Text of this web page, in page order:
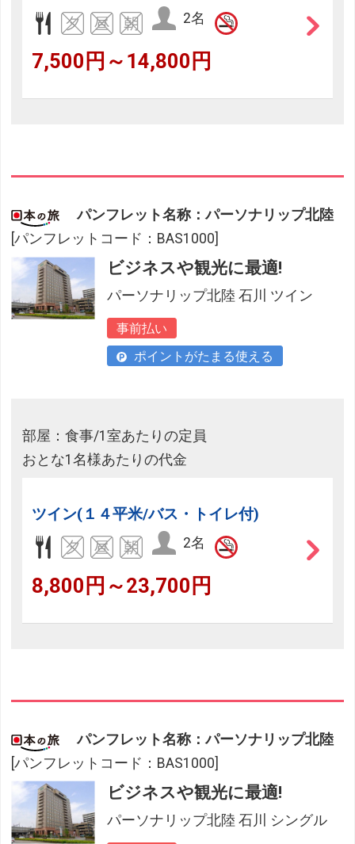
2名
7,500円～14,800円
パンフレット名称：パーソナリップ北陸
[パンフレットコード：BAS1000]
ビジネスや観光に最適!
パーソナリップ北陸 石川 ツイン
事前払い
ポイントがたまる使える
部屋：食事/1室あたりの定員
おとな1名様あたりの代金
ツイン(１４平米/バス・トイレ付)
2名
8,800円～23,700円
パンフレット名称：パーソナリップ北陸
[パンフレットコード：BAS1000]
ビジネスや観光に最適!
パーソナリップ北陸 石川 シングル